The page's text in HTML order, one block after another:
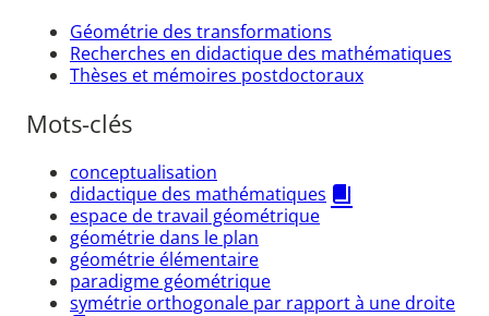
Géométrie des transformations
Recherches en didactique des mathématiques
Thèses et mémoires postdoctoraux
Mots-clés
conceptualisation
didactique des mathématiques
espace de travail géométrique
géométrie dans le plan
géométrie élémentaire
paradigme géométrique
symétrie orthogonale par rapport à une droite